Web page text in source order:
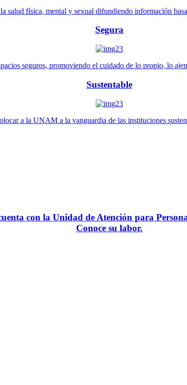
salud física, mental y sexual difundiendo información
Segura
seguros, promoviendo el cuidado de lo propio, lo
Sustentable
a la UNAM a la vanguardia de las instituciones
con la Unidad de Atención para
Conoce su labor.